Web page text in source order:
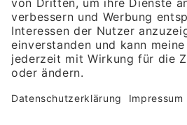
Newsroom
Impressum
Datenschutzerklärung
Barrierefreiheitserklärung
Veranstaltungssuche